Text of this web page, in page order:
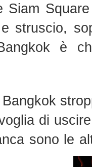
Siam
struscio,
è
di
sono le